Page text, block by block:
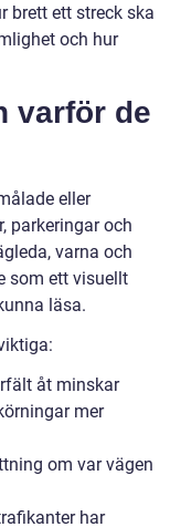
brett ett streck ska
och hur
varför de
eller
parkeringar och
varna och
som ett visuellt
läsa.
åt minskar
mer
om var vägen
har